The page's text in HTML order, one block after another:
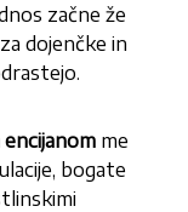
začne že
dojenčke in
me
bogate